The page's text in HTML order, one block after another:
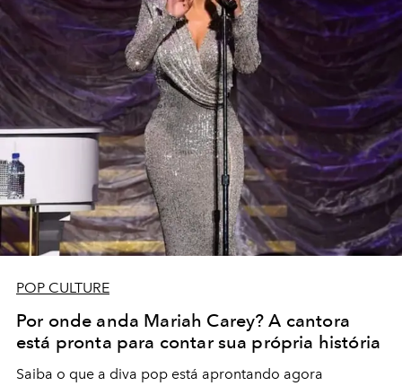
POP CULTURE
Por onde anda Mariah Carey? A cantora
está pronta para contar sua própria história
Saiba o que a diva pop está aprontando agora